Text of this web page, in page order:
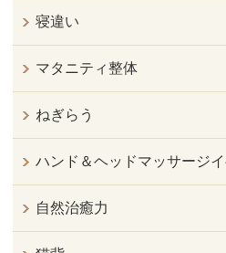
寝違い
マタニティ整体
ねぎらう
ハンド＆ヘッドマッサージイ
自然治癒力